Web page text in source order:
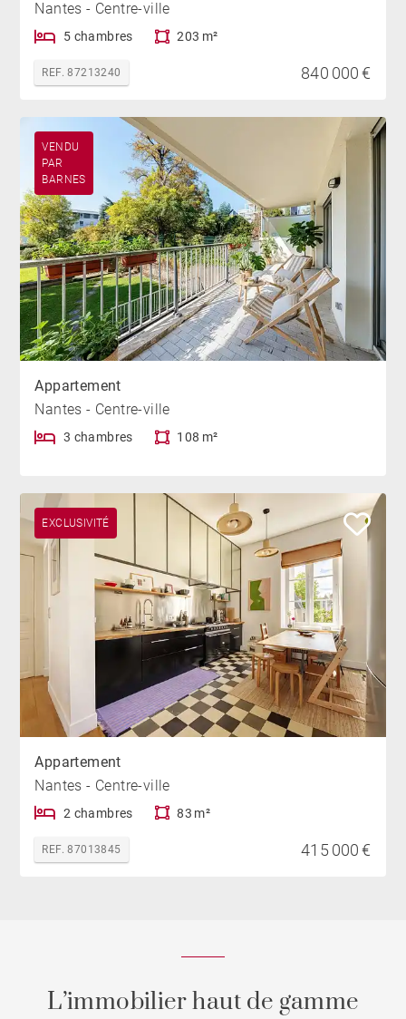
Nantes - Centre-ville
5 chambres 203 m²
REF. 87213240 840 000 €
VENDU
PAR
BARNES
Appartement
Nantes - Centre-ville
3 chambres 108 m²
EXCLUSIVITÉ
Appartement
Nantes - Centre-ville
2 chambres 83 m²
REF. 87013845 415 000 €
L’immobilier haut de gamme